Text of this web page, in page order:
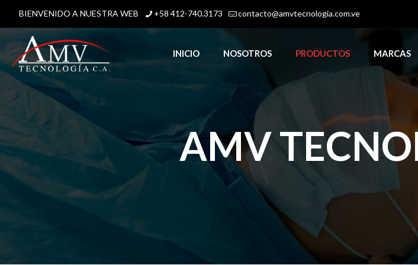
BIENVENIDO A NUESTRA WEB +58 412-740.3173 contacto@amvtecnologia.com.ve
INICIO NOSOTROS PRODUCTOS MARCAS
AMV